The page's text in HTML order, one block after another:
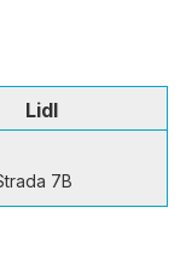
Lidl
7B